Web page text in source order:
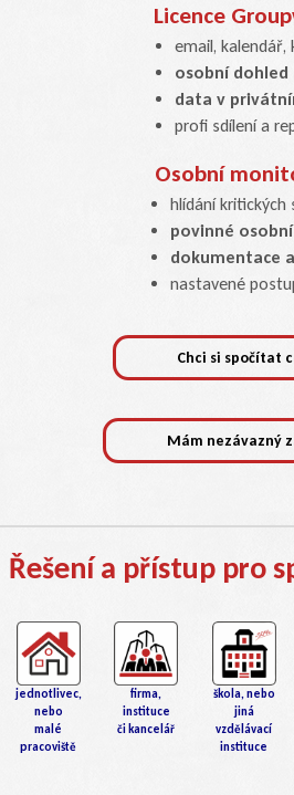
Licence
email, kalendář,
osobní dohled
data v
profi sdílení a
Osobní
hlídání kritických
povinné
dokumentace
nastavené
Chci si spočítat
Mám nezávazný
Řešení a přístup pro
jednotlivec,
nebo
malé
pracoviště
firma,
instituce
či kancelář
škola, nebo
jiná
vzdělávací
instituce